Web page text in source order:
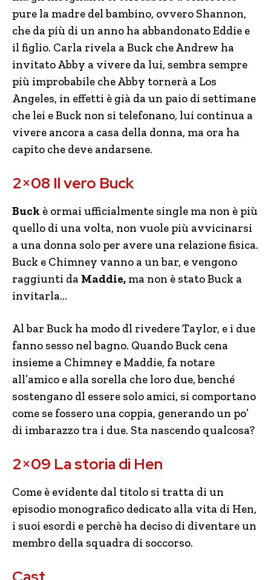
pure la madre del bambino, ovvero Shannon,
che da più di un anno ha abbandonato Eddie e
il figlio. Carla rivela a Buck che Andrew ha
invitato Abby a vivere da lui, sembra sempre
più improbabile che Abby tornerà a Los
Angeles, in effetti è già da un paio di settimane
che lei e Buck non si telefonano, lui continua a
vivere ancora a casa della donna, ma ora ha
capito che deve andarsene.
2×08 Il vero Buck
Buck è ormai ufficialmente single ma non è più
quello di una volta, non vuole più avvicinarsi
a una donna solo per avere una relazione fisica.
Buck e Chimney vanno a un bar, e vengono
raggiunti da Maddie, ma non è stato Buck a
invitarla…
Al bar Buck ha modo dl rivedere Taylor, e i due
fanno sesso nel bagno. Quando Buck cena
insieme a Chimney e Maddie, fa notare
all’amico e alla sorella che loro due, benché
sostengano dl essere solo amici, si comportano
come se fossero una coppia, generando un po’
di imbarazzo tra i due. Sta nascendo qualcosa?
2×09 La storia di Hen
Come è evidente dal titolo si tratta di un
episodio monografico dedicato alla vita di Hen,
i suoi esordi e perchè ha deciso di diventare un
membro della squadra di soccorso.